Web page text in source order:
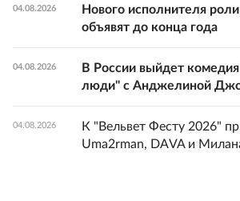
04.08.2026
Нового исполнителя
объявят до конца года
04.08.2026
В России выйдет
люди" с Анджелиной
04.08.2026
К "Вельвет Фесту 2026"
Uma2rman, DAVA и